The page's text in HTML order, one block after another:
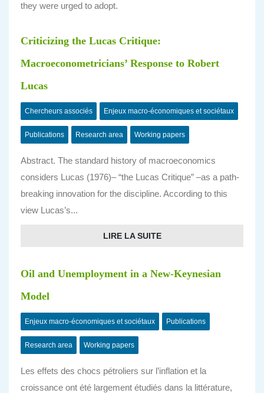
they were urged to adopt.
Criticizing the Lucas Critique:
Macroeconometricians’ Response to Robert
Lucas
Chercheurs associés Enjeux macro-économiques et sociétaux
Publications Research area Working papers
Abstract. The standard history of macroeconomics
considers Lucas (1976)– “the Lucas Critique” –as a path-
breaking innovation for the discipline. According to this
view Lucas’s...
LIRE LA SUITE
Oil and Unemployment in a New-Keynesian
Model
Enjeux macro-économiques et sociétaux Publications
Research area Working papers
Les effets des chocs pétroliers sur l’inflation et la
croissance ont été largement étudiés dans la littérature,